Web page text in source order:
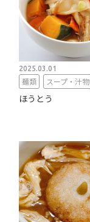
2025.03.01
麺類 スープ・汁物
ほうとう